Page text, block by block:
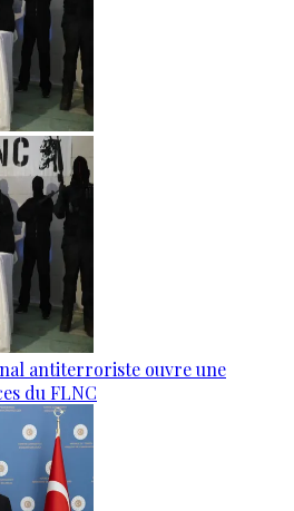
antiterroriste ouvre une
du FLNC